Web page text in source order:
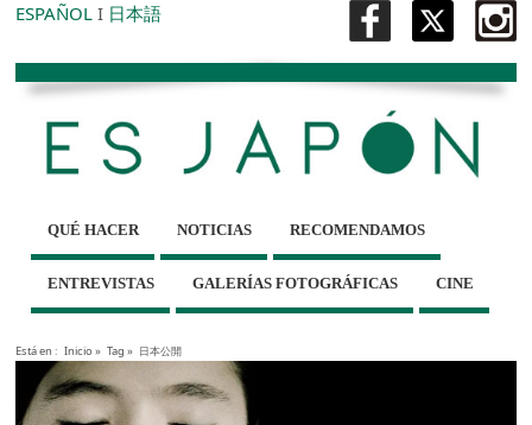
ESPAÑOL I 日本語
QUÉ HACER NOTICIAS RECOMENDAMOS
ENTREVISTAS GALERÍAS FOTOGRÁFICAS CINE
Está en : Inicio» Tag » 日本公開